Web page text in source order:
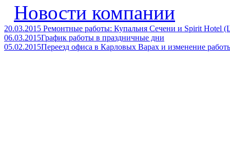
Новости компании
20.03.2015 Ремонтные работы: Купальня Сечени и Spirit Hotel
06.03.2015График работы в праздничные дни
05.02.2015Переезд офиса в Карловых Варах и изменение